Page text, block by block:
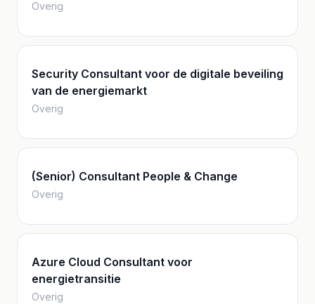
Overig
Security Consultant voor de digitale beveiling
van de energiemarkt
Overig
(Senior) Consultant People & Change
Overig
Azure Cloud Consultant voor
energietransitie
Overig